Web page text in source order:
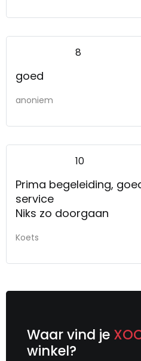
8
goed
anoniem
10
Prima begeleiding,
service
Niks zo doorgaan
Koets
Waar vind je
winkel?